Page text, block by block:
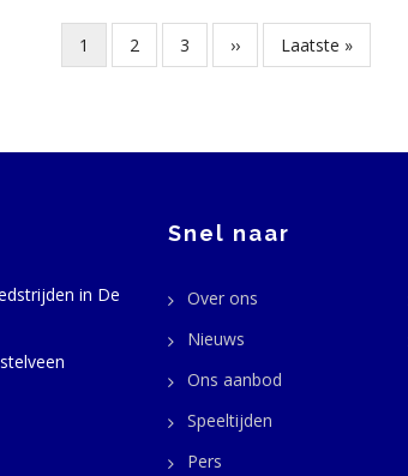
Huidige
pagina
1 Pagina
2 Pagina
3
Volgende
pagina
››
Laatste
pagina
Laatste »
in De
Snel naar
Over ons
Nieuws
Ons aanbod
Speeltijden
Pers